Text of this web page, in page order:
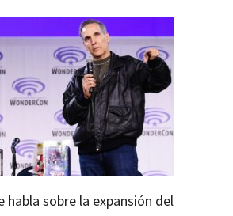
habla sobre la expansión del